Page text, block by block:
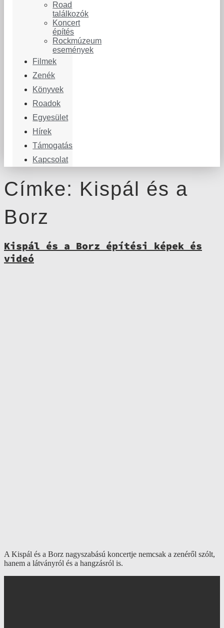
Road
találkozók
Koncert
építés
Rockmúzeum
események
Filmek
Zenék
Könyvek
Roadok
Egyesület
Hírek
Támogatás
Kapcsolat
Címke: Kispál és a
Borz
Kispál és a Borz építési képek és
videó
A Kispál és a Borz nagyszabású koncertje nemcsak a zenéről szólt,
hanem a látványról és a hangzásról is.